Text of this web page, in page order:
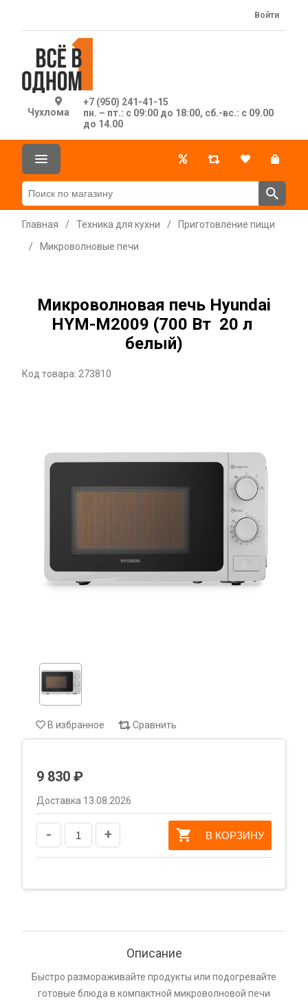
Чухлома
+7 (950) 241-41-15
пн. – пт.: с 09:00 до 18:00, сб.-вс.: с 09.00
до 14.00
Войти
Главная / Техника для кухни /
Приготовление пищи
/
Микроволновые печи
Микроволновая печь Hyundai
HYM-M2009 (700 Вт 20 л
белый)
Код товара: 273810
В избранное Сравнить
9 830 ₽
Доставка 13.08.2026
- + В КОРЗИНУ
Описание
Быстро размораживайте продукты или подогревайте
готовые блюда в компактной микроволновой печи